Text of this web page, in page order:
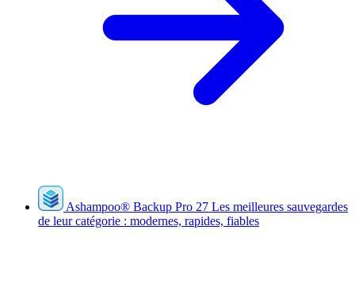
Ashampoo® Backup Pro 27 Les meilleures sauvegardes
de leur catégorie : modernes, rapides, fiables